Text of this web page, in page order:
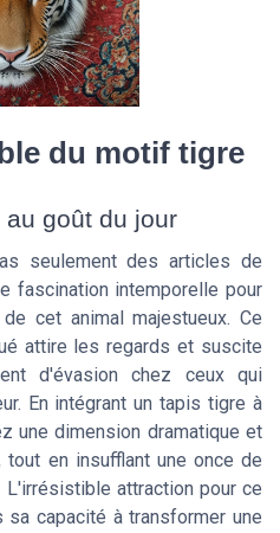
du motif tigre
goût du jour
seulement des articles de
fascination intemporelle pour
cet animal majestueux. Ce
attire les regards et suscite
d'évasion chez ceux qui
En intégrant un tapis tigre à
une dimension dramatique et
en insufflant une once de
L'irrésistible attraction pour ce
capacité à transformer une